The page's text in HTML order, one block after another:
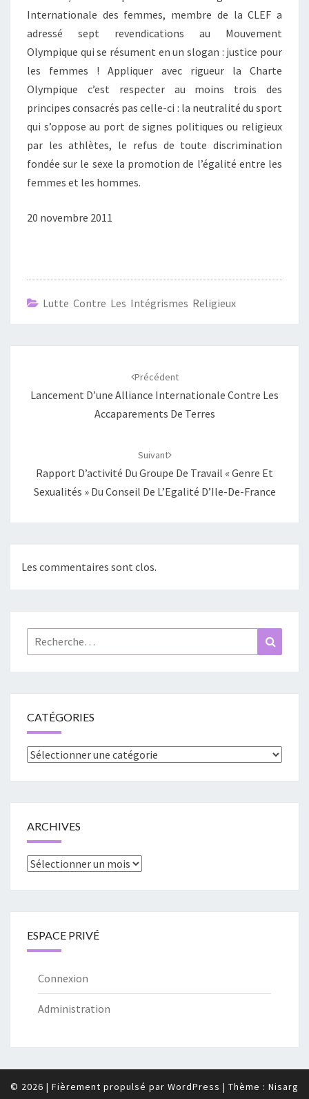
Internationale des femmes, membre de la CLEF a
adressé sept revendications au Mouvement
Olympique qui se résument en un slogan : justice pour
les femmes ! Appliquer avec rigueur la Charte
Olympique c’est respecter au moins trois des
principes consacrés pas celle-ci : la neutralité du sport
qui s’oppose au port de signes politiques ou religieux
par les athlètes, le refus de toute discrimination
fondée sur le sexe la promotion de l’égalité entre les
femmes et les hommes.
20 novembre 2011
Lutte Contre Les Intégrismes Religieux
Précédent
Lancement D’une Alliance Internationale Contre Les
Accaparements De Terres
Suivant
Rapport D’activité Du Groupe De Travail « Genre Et
Sexualités » Du Conseil De L’Egalité D’Ile-De-France
Les commentaires sont clos.
Rechercher :
CATÉGORIES
Catégories
ARCHIVES
Archives
ESPACE PRIVÉ
Connexion
Administration
© 2026 | Fièrement propulsé par WordPress | Thème : Nisarg